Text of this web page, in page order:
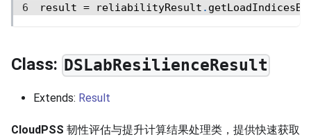
result = reliabilityResult .
Class: DSLabResilienceResult
Extends: Result
CloudPSS 韧性评估与提升计算结果处理类，提供快速获取